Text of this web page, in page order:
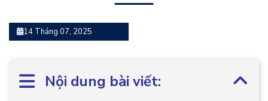
14 Tháng 07, 2025
Nội dung bài viết: